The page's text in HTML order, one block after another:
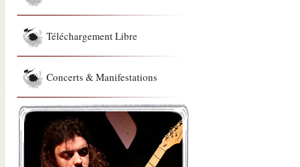
Téléchargement Libre
Concerts & Manifestations